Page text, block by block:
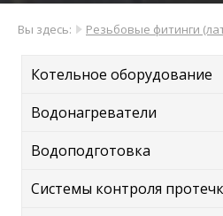
Вы здесь: Резьбовые фитинги
Котельное оборудование
Водонагреватели
Водоподготовка
Системы контроля